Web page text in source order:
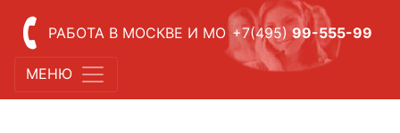
РАБОТА В МОСКВЕ И МО +7(495) 99-555-99
МЕНЮ